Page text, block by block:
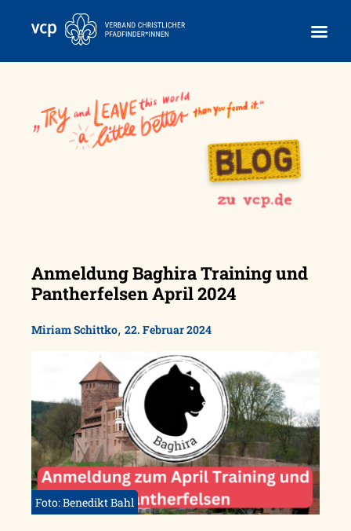
Anmeldung Baghira Training und
Pantherfelsen April 2024
Miriam Schittko, 22. Februar 2024
Foto: Benedikt Bahl